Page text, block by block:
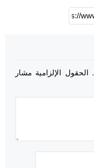
الحقول الإلزامية مشار